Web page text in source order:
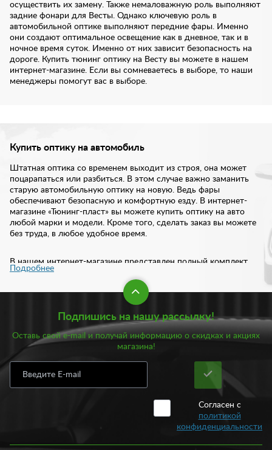
осуществить их замену. Также немаловажную роль выполняют
задние фонари для Весты. Однако ключевую роль в
автомобильной оптике выполняют передние фары. Именно
они создают оптимальное освещение как в дневное, так и в
ночное время суток. Именно от них зависит безопасность на
дороге. Купить тюнинг оптику на Весту вы можете в нашем
интернет-магазине. Если вы сомневаетесь в выборе, то наши
менеджеры помогут вас в выборе.
Купить оптику на автомобиль
Штатная оптика со временем выходит из строя, она может
поцарапаться или разбиться. В этом случае важно заманить
старую автомобильную оптику на новую. Ведь фары
обеспечивают безопасную и комфортную езду. В интернет-
магазине «Тюнинг-пласт» вы можете купить оптику на авто
любой марки и модели. Кроме того, сделать заказ вы можете
без труда, в любое удобное время.
В нашем интернет-магазине представлен полный комплект
автомобильной оптики:
Противотуманные фары;
Дневные ходовые огни;
Задние огни;
Катафоты.
Вся оптика отличается высоким качеством и надежностью.
При выборе оптики следует учитывать материал, который
лежит в основе. Так, оптика с рассеивающим стеклом и
отражателем за счет потока света обеспечивает фокусировку
на дорогу. Наряду с этим, существуют фары без
рассеивающего стекла, в которых распределение светового
потока обеспечивается лампой и отражателем. Также
Подробнее
Подпишись на нашу рассылку!
Оставь свой e-mail и получай информацию о скидках и акциях
магазина!
Согласен с
политикой
конфиденциальности